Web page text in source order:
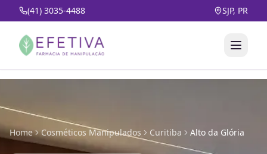
(41) 3035-4488 SJP, PR
Home Cosméticos Manipulados Curitiba Alto da Glória